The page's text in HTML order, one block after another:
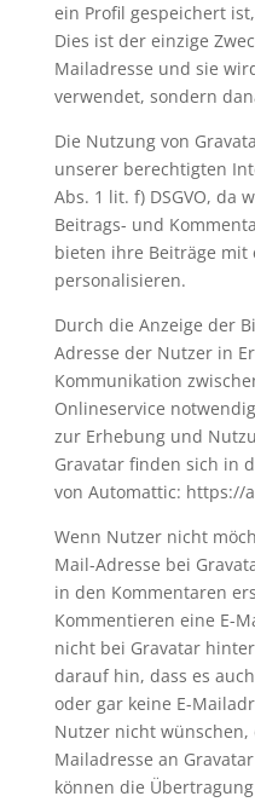
ein Profil gespeichert
Dies ist der einzige
Mailadresse und sie
verwendet, sondern
Die Nutzung von
unserer berechtigten
Abs. 1 lit. f) DSGVO, da
Beitrags- und
bieten ihre Beiträge mit
personalisieren.
Durch die Anzeige der
Adresse der Nutzer in
Kommunikation
Onlineservice
zur Erhebung und
Gravatar finden sich in
von Automattic: https://
Wenn Nutzer nicht
Mail-Adresse bei
in den Kommentaren
Kommentieren eine E-
nicht bei Gravatar
darauf hin, dass es
oder gar keine E-
Nutzer nicht wünschen,
Mailadresse an
können die